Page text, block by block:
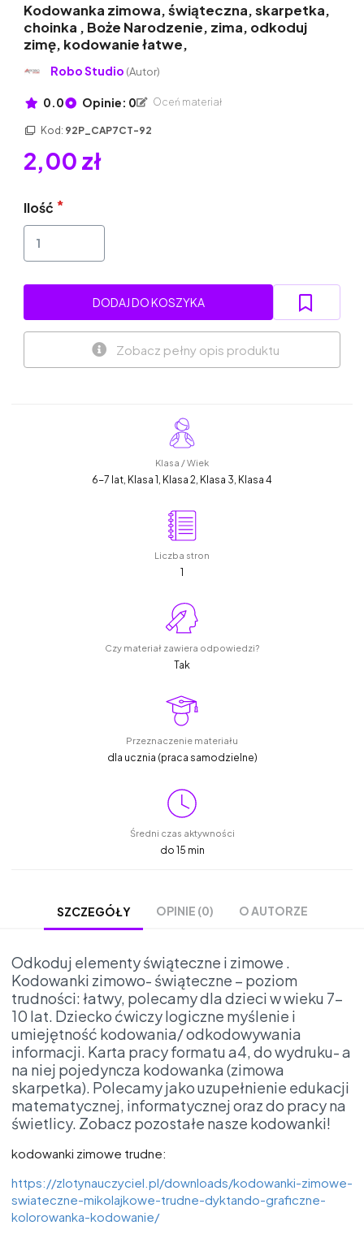
Kodowanka zimowa, świąteczna, skarpetka,
choinka , Boże Narodzenie, zima, odkoduj
zimę, kodowanie łatwe,
Robo Studio (Autor)
0.0 Opinie: 0 Oceń materiał
Kod: 92P_CAP7CT-92
2,00 zł
Ilość
DODAJ DO KOSZYKA
Zobacz pełny opis produktu
Klasa / Wiek
6-7 lat, Klasa 1, Klasa 2, Klasa 3, Klasa 4
Liczba stron
1
Czy materiał zawiera odpowiedzi?
Tak
Przeznaczenie materiału
dla ucznia (praca samodzielne)
Średni czas aktywności
do 15 min
SZCZEGÓŁY OPINIE (0) O AUTORZE
Odkoduj elementy świąteczne i zimowe .
Kodowanki zimowo- świąteczne – poziom
trudności: łatwy, polecamy dla dzieci w wieku 7-
10 lat. Dziecko ćwiczy logiczne myślenie i
umiejętność kodowania/ odkodowywania
informacji. Karta pracy formatu a4, do wydruku- a
na niej pojedyncza kodowanka (zimowa
skarpetka). Polecamy jako uzupełnienie edukacji
matematycznej, informatycznej oraz do pracy na
świetlicy. Zobacz pozostałe nasze kodowanki!
kodowanki zimowe trudne:
https://zlotynauczyciel.pl/downloads/kodowanki-zimowe-
swiateczne-mikolajkowe-trudne-dyktando-graficzne-
kolorowanka-kodowanie/